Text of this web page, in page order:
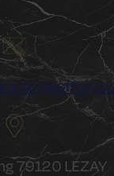
79120 LEZAY